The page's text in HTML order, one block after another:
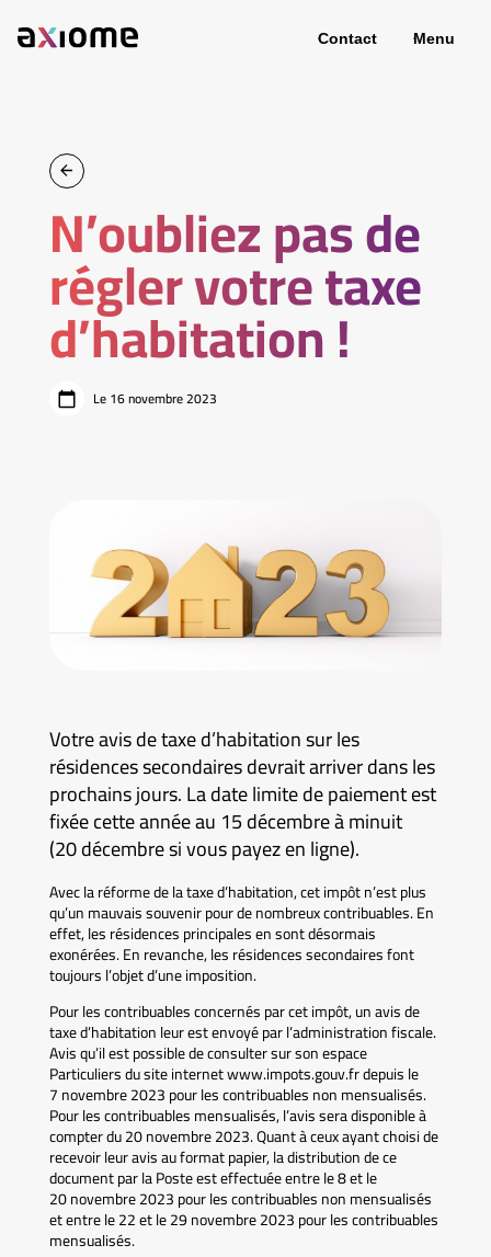
Contact Menu
N’oubliez pas de
régler votre taxe
d’habitation !
Le 16 novembre 2023
Votre avis de taxe d’habitation sur les
résidences secondaires devrait arriver dans les
prochains jours. La date limite de paiement est
fixée cette année au 15 décembre à minuit
(20 décembre si vous payez en ligne).
Avec la réforme de la taxe d’habitation, cet impôt n’est plus
qu’un mauvais souvenir pour de nombreux contribuables. En
effet, les résidences principales en sont désormais
exonérées. En revanche, les résidences secondaires font
toujours l’objet d’une imposition.
Pour les contribuables concernés par cet impôt, un avis de
taxe d’habitation leur est envoyé par l’administration fiscale.
Avis qu’il est possible de consulter sur son espace
Particuliers du site internet www.impots.gouv.fr depuis le
7 novembre 2023 pour les contribuables non mensualisés.
Pour les contribuables mensualisés, l’avis sera disponible à
compter du 20 novembre 2023. Quant à ceux ayant choisi de
recevoir leur avis au format papier, la distribution de ce
document par la Poste est effectuée entre le 8 et le
20 novembre 2023 pour les contribuables non mensualisés
et entre le 22 et le 29 novembre 2023 pour les contribuables
mensualisés.